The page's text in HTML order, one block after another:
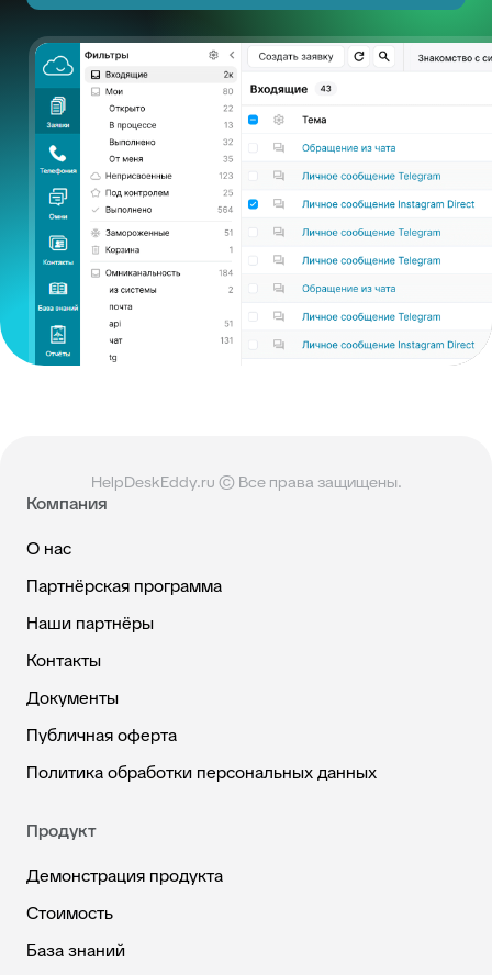
HelpDeskEddy.ru © Все права защищены.
Компания
О нас
Партнёрская программа
Наши партнёры
Контакты
Документы
Публичная оферта
Политика обработки персональных данных
Продукт
Демонстрация продукта
Стоимость
База знаний